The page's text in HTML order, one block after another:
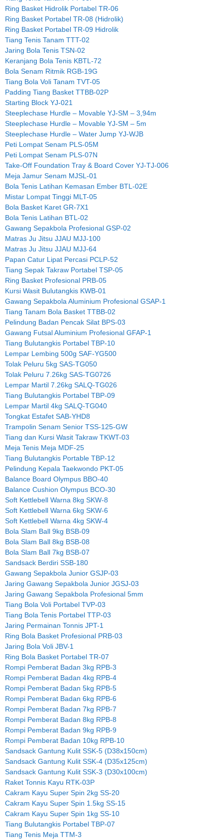
Ring Basket Hidrolik Portabel TR-06
Ring Basket Portabel TR-08 (Hidrolik)
Ring Basket Portabel TR-09 Hidrolik
Tiang Tenis Tanam TTT-02
Jaring Bola Tenis TSN-02
Keranjang Bola Tenis KBTL-72
Bola Senam Ritmik RGB-19G
Tiang Bola Voli Tanam TVT-05
Padding Tiang Basket TTBB-02P
Starting Block YJ-021
Steeplechase Hurdle – Movable YJ-SM – 3,94m
Steeplechase Hurdle – Movable YJ-SM – 5m
Steeplechase Hurdle – Water Jump YJ-WJB
Peti Lompat Senam PLS-05M
Peti Lompat Senam PLS-07N
Take-Off Foundation Tray & Board Cover YJ-TJ-006
Meja Jamur Senam MJSL-01
Bola Tenis Latihan Kemasan Ember BTL-02E
Mistar Lompat Tinggi MLT-05
Bola Basket Karet GR-7X1
Bola Tenis Latihan BTL-02
Gawang Sepakbola Profesional GSP-02
Matras Ju Jitsu JJAU MJJ-100
Matras Ju Jitsu JJAU MJJ-64
Papan Catur Lipat Percasi PCLP-52
Tiang Sepak Takraw Portabel TSP-05
Ring Basket Profesional PRB-05
Kursi Wasit Bulutangkis KWB-01
Gawang Sepakbola Aluminium Profesional GSAP-1
Tiang Tanam Bola Basket TTBB-02
Pelindung Badan Pencak Silat BPS-03
Gawang Futsal Aluminium Profesional GFAP-1
Tiang Bulutangkis Portabel TBP-10
Lempar Lembing 500g SAF-YG500
Tolak Peluru 5kg SAS-TG050
Tolak Peluru 7.26kg SAS-TG0726
Lempar Martil 7.26kg SALQ-TG026
Tiang Bulutangkis Portabel TBP-09
Lempar Martil 4kg SALQ-TG040
Tongkat Estafet SAB-YHD8
Trampolin Senam Senior TSS-125-GW
Tiang dan Kursi Wasit Takraw TKWT-03
Meja Tenis Meja MDF-25
Tiang Bulutangkis Portable TBP-12
Pelindung Kepala Taekwondo PKT-05
Balance Board Olympus BBO-40
Balance Cushion Olympus BCO-30
Soft Kettlebell Warna 8kg SKW-8
Soft Kettlebell Warna 6kg SKW-6
Soft Kettlebell Warna 4kg SKW-4
Bola Slam Ball 9kg BSB-09
Bola Slam Ball 8kg BSB-08
Bola Slam Ball 7kg BSB-07
Sandsack Berdiri SSB-180
Gawang Sepakbola Junior GSJP-03
Jaring Gawang Sepakbola Junior JGSJ-03
Jaring Gawang Sepakbola Profesional 5mm
Tiang Bola Voli Portabel TVP-03
Tiang Bola Tenis Portabel TTP-03
Jaring Permainan Tonnis JPT-1
Ring Bola Basket Profesional PRB-03
Jaring Bola Voli JBV-1
Ring Bola Basket Portabel TR-07
Rompi Pemberat Badan 3kg RPB-3
Rompi Pemberat Badan 4kg RPB-4
Rompi Pemberat Badan 5kg RPB-5
Rompi Pemberat Badan 6kg RPB-6
Rompi Pemberat Badan 7kg RPB-7
Rompi Pemberat Badan 8kg RPB-8
Rompi Pemberat Badan 9kg RPB-9
Rompi Pemberat Badan 10kg RPB-10
Sandsack Gantung Kulit SSK-5 (D38x150cm)
Sandsack Gantung Kulit SSK-4 (D35x125cm)
Sandsack Gantung Kulit SSK-3 (D30x100cm)
Raket Tonnis Kayu RTK-03P
Cakram Kayu Super Spin 2kg SS-20
Cakram Kayu Super Spin 1.5kg SS-15
Cakram Kayu Super Spin 1kg SS-10
Tiang Bulutangkis Portabel TBP-07
Tiang Tenis Meja TTM-3